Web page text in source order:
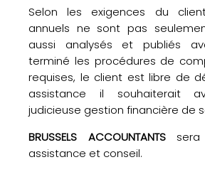
Selon les exigences du
annuels ne sont pas
aussi analysés et publiés
terminé les procédures de
requises, le client est libre de
assistance il souhaiterait
judicieuse gestion financière de
BRUSSELS ACCOUNTANTSsera
assistance et conseil.